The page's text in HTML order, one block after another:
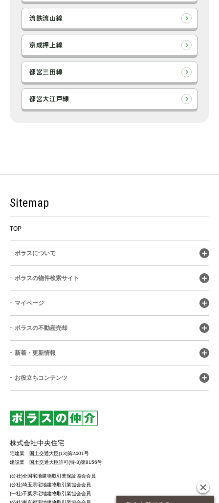
流鉄流山線
京成押上線
都営三田線
都営大江戸線
Sitemap
TOP
ポラスについて
ポラスの物件検索サイト
マイページ
ポラスの不動産売却
新着・更新情報
お役立ちコンテンツ
株式会社中央住宅
宅建業 国土交通大臣(13)第2401号
建設業 国土交通大臣許可(特-3)第8156号
(公社)全国宅地建物取引業保証協会会員
(公社)埼玉県宅地建物取引業協会会員
(一社)千葉県宅地建物取引業協会会員